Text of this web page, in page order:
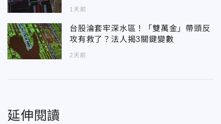
1天前
台股淪套牢深水區！「雙萬金」帶頭反
攻有救了？法人揭3關鍵變數
2天前
延伸閱讀